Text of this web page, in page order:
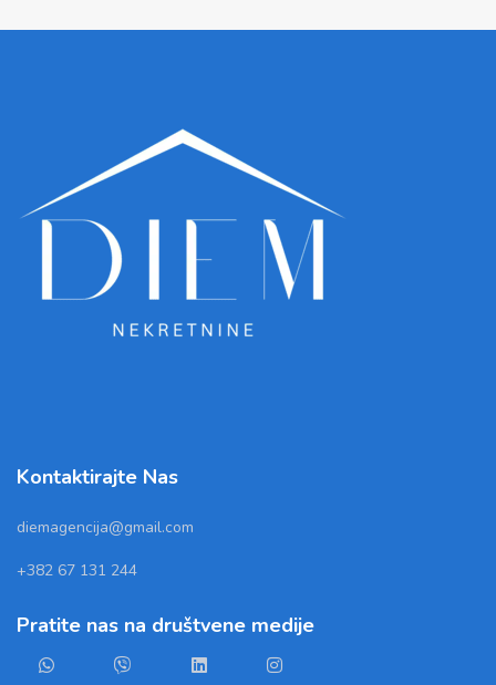
Kontaktirajte Nas
diemagencija@gmail.com
+382 67 131 244
Pratite nas na društvene medije